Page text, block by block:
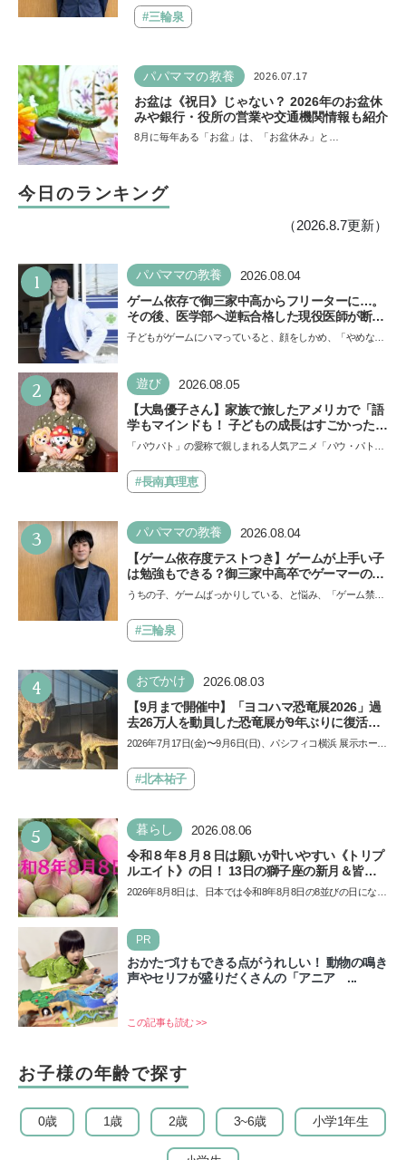
#三輪泉
パパママの教養 2026.07.17
お盆は《祝日》じゃない？ 2026年のお盆休
みや銀行・役所の営業や交通機関情報も紹介
8月に毎年ある「お盆」は、「お盆休み」と…
今日のランキング
（2026.8.7更新）
1 パパママの教養 2026.08.04
ゲーム依存で御三家中高からフリーターに…。
その後、医学部へ逆転合格した現役医師が断言
「ゲームの経験が受験勉強に役立った」そう考
子どもがゲームにハマっていると、顔をしかめ、「やめなさ
い…
2 遊び 2026.08.05
【大島優子さん】家族で旅したアメリカで「語
学もマインドも！ 子どもの成長はすごかった」
声優をつとめた映画『パウ・パトロール ザ・ダ
できると子どもに知ってほしい
「パウパト」の愛称で親しまれる人気アニメ「パウ・パトロ
ザ…#長南真理恵
3 パパママの教養 2026.08.04
【ゲーム依存度テストつき】ゲームが上手い子
は勉強もできる？御三家中高卒でゲーマーの医
師・阿部智史さんが教えるゲームしながら受験
うちの子、ゲームばっかりしている、と悩み、「ゲーム禁
も…#三輪泉
4 おでかけ 2026.08.03
【9月まで開催中】「ヨコハマ恐竜展2026」過
去26万人を動員した恐竜展が9年ぶりに復活！
夏休みのおでかけで楽しむポイントを完全ガイ
2026年7月17日(金)〜9月6日(日)、パシフィコ横浜 展示ホール
催…#北本祐子
5 暮らし 2026.08.06
令和８年８月８日は願いが叶いやすい《トリプ
ルエイト》の日！ 13日の獅子座の新月＆皆既
日食の影響にも注目
2026年8月8日は、日本では令和8年8月8日の8並びの日になり
PR
おかたづけもできる点がうれしい！ 動物の鳴き
声やセリフが盛りだくさんの「アニア ...
この記事も読む >>
お子様の年齢で探す
0歳 1歳 2歳 3~6歳 小学1年生